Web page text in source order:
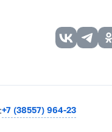
+7 (38557) 964-23